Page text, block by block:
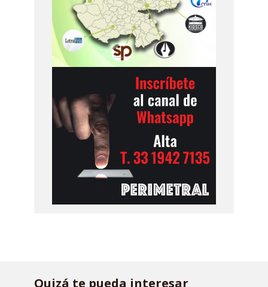
Quizá te pueda interesar